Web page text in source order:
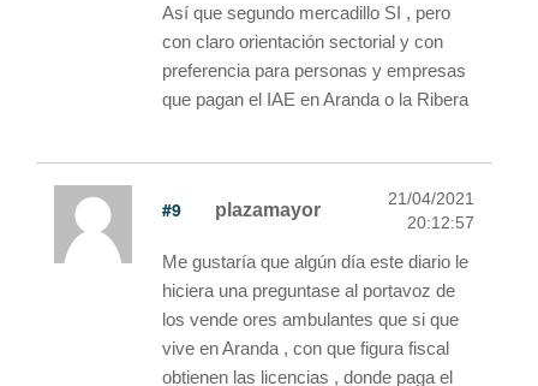
Así que segundo mercadillo SI , pero
con claro orientación sectorial y con
preferencia para personas y empresas
que pagan el IAE en Aranda o la Ribera
#9 plazamayor
21/04/2021
20:12:57
Me gustaría que algún día este diario le
hiciera una preguntase al portavoz de
los vende ores ambulantes que si que
vive en Aranda , con que figura fiscal
obtienen las licencias , donde paga el